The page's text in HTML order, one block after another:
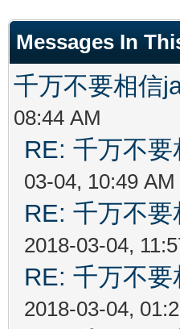
Messages In
千万不要相信
08:44 AM
RE: 千万不
03-04, 10:49 AM
RE: 千万不
2018-03-04,
RE: 千万不
2018-03-04,